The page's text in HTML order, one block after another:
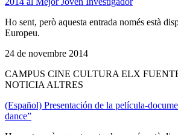
Ho sent, però aquesta entrada només està
Europeu.
24 de novembre 2014
CAMPUS CINE CULTURA ELX
NOTICIA ALTRES
(Español) Presentación de la película-
dance”